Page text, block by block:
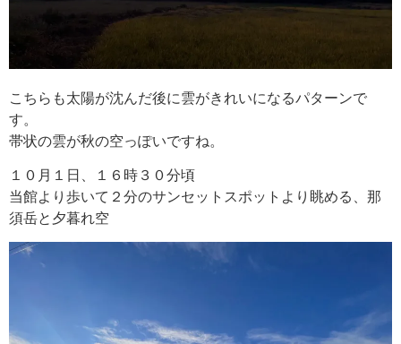
こちらも太陽が沈んだ後に雲がきれいになるパターンで
す。
帯状の雲が秋の空っぽいですね。
１０月１日、１６時３０分頃
当館より歩いて２分のサンセットスポットより眺める、那
須岳と夕暮れ空